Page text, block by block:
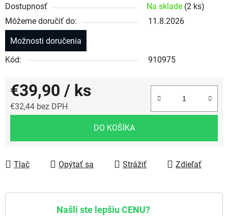
Dostupnosť Na sklade (2 ks)
Môžeme doručiť do:
11.8.2026
Možnosti doručenia
Kód:
910975
€39,90 / ks
€32,44 bez DPH
DO KOŠÍKA
Tlač Opýtať sa Strážiť Zdieľať
Našli ste lepšiu CENU?